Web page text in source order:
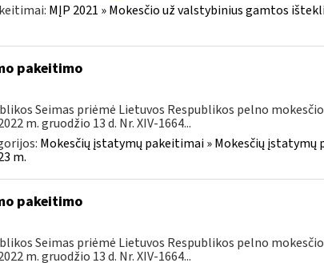
MĮP 2021 » Mokesčio už valstybinius gamtos
pakeitimo
Seimas priėmė Lietuvos Respublikos pelno
m. gruodžio 13 d. Nr. XIV-1664...
Mokesčių įstatymų pakeitimai » Mokesčių įstatymų
m.
pakeitimo
Seimas priėmė Lietuvos Respublikos pelno
m. gruodžio 13 d. Nr. XIV-1664...